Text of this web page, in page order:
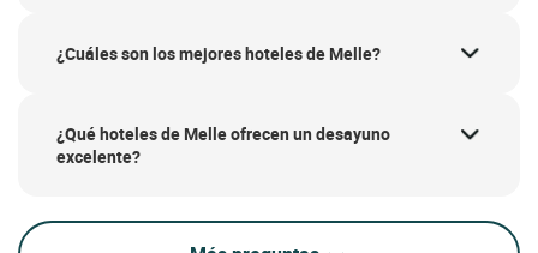
¿Cuáles son los mejores hoteles de Melle?
¿Qué hoteles de Melle ofrecen un desayuno
excelente?